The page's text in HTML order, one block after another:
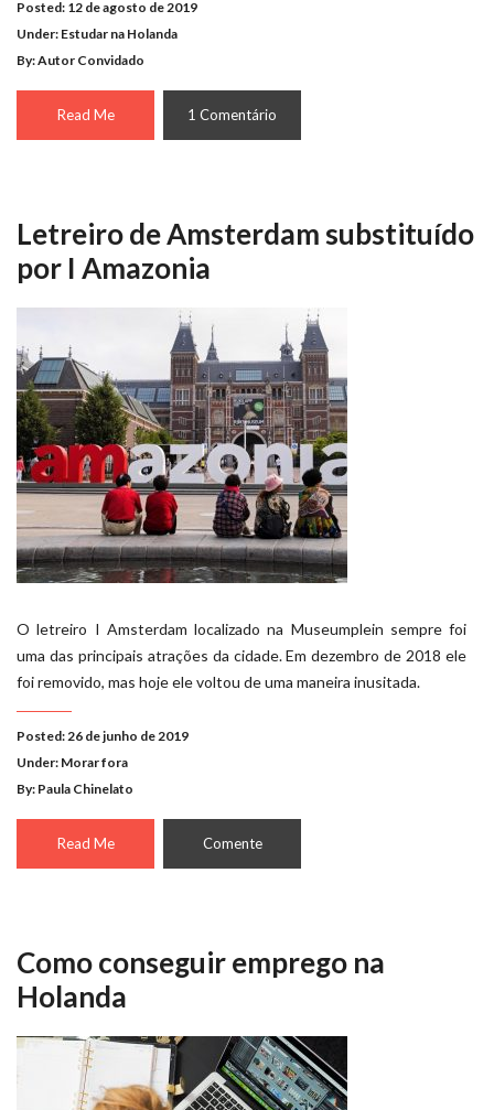
Posted: 12 de agosto de 2019
Under: Estudar na Holanda
By: Autor Convidado
Read Me 1 Comentário
Letreiro de Amsterdam substituído
por I Amazonia
O letreiro I Amsterdam localizado na Museumplein sempre foi
uma das principais atrações da cidade. Em dezembro de 2018 ele
foi removido, mas hoje ele voltou de uma maneira inusitada.
Posted: 26 de junho de 2019
Under: Morar fora
By: Paula Chinelato
Read Me Comente
Como conseguir emprego na
Holanda